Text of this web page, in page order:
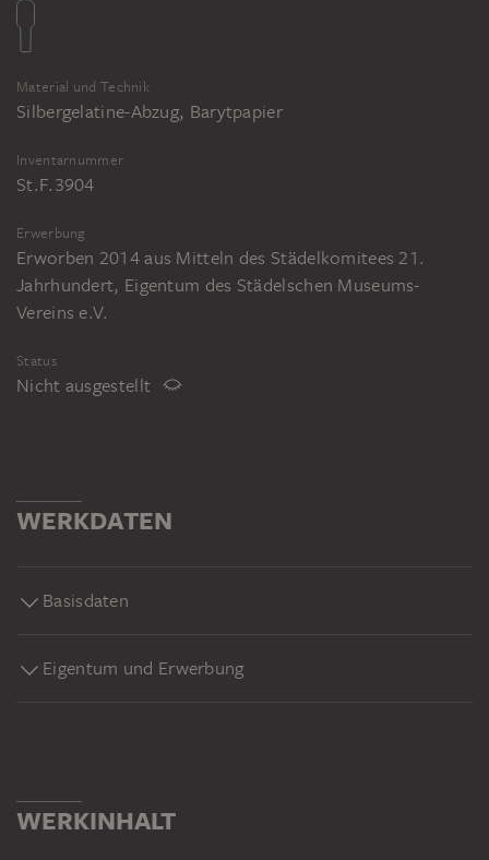
Material und Technik
Silbergelatine-Abzug, Barytpapier
Inventarnummer
St.F.3904
Erwerbung
Erworben 2014 aus Mitteln des Städelkomitees 21.
Jahrhundert, Eigentum des Städelschen Museums-
Vereins e.V.
Status
Nicht ausgestellt
WERKDATEN
Basisdaten
Eigentum und Erwerbung
WERKINHALT